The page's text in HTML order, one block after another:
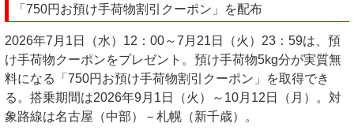
「750円お預け手荷物割引クーポン」を配布
2026年7月1日（水）12：00～7月21日（火）23：59は、預
け手荷物クーポンをプレゼント。預け手荷物5kg分が実質無
料になる「750円お預け手荷物割引クーポン」を取得でき
る。搭乗期間は2026年9月1日（火）～10月12日（月）。対
象路線は名古屋（中部）－札幌（新千歳）。